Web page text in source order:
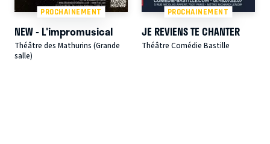
PROCHAINEMENT
NEW - L'impromusical
Théâtre des Mathurins (Grande
salle)
PROCHAINEMENT
JE REVIENS TE CHANTER
Théâtre Comédie Bastille